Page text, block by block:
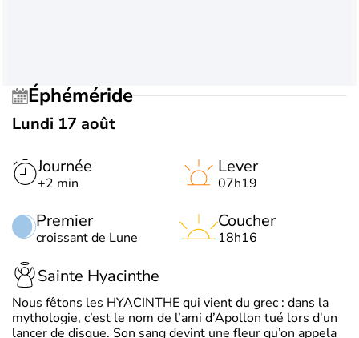
Éphéméride
Lundi 17 août
Journée
+2 min
Premier
croissant de Lune
Lever
07h19
Coucher
18h16
Sainte Hyacinthe
Nous fêtons les HYACINTHE qui vient du grec : dans la
mythologie, c’est le nom de l’ami d’Apollon tué lors d'un
lancer de disque. Son sang devint une fleur qu’on appela